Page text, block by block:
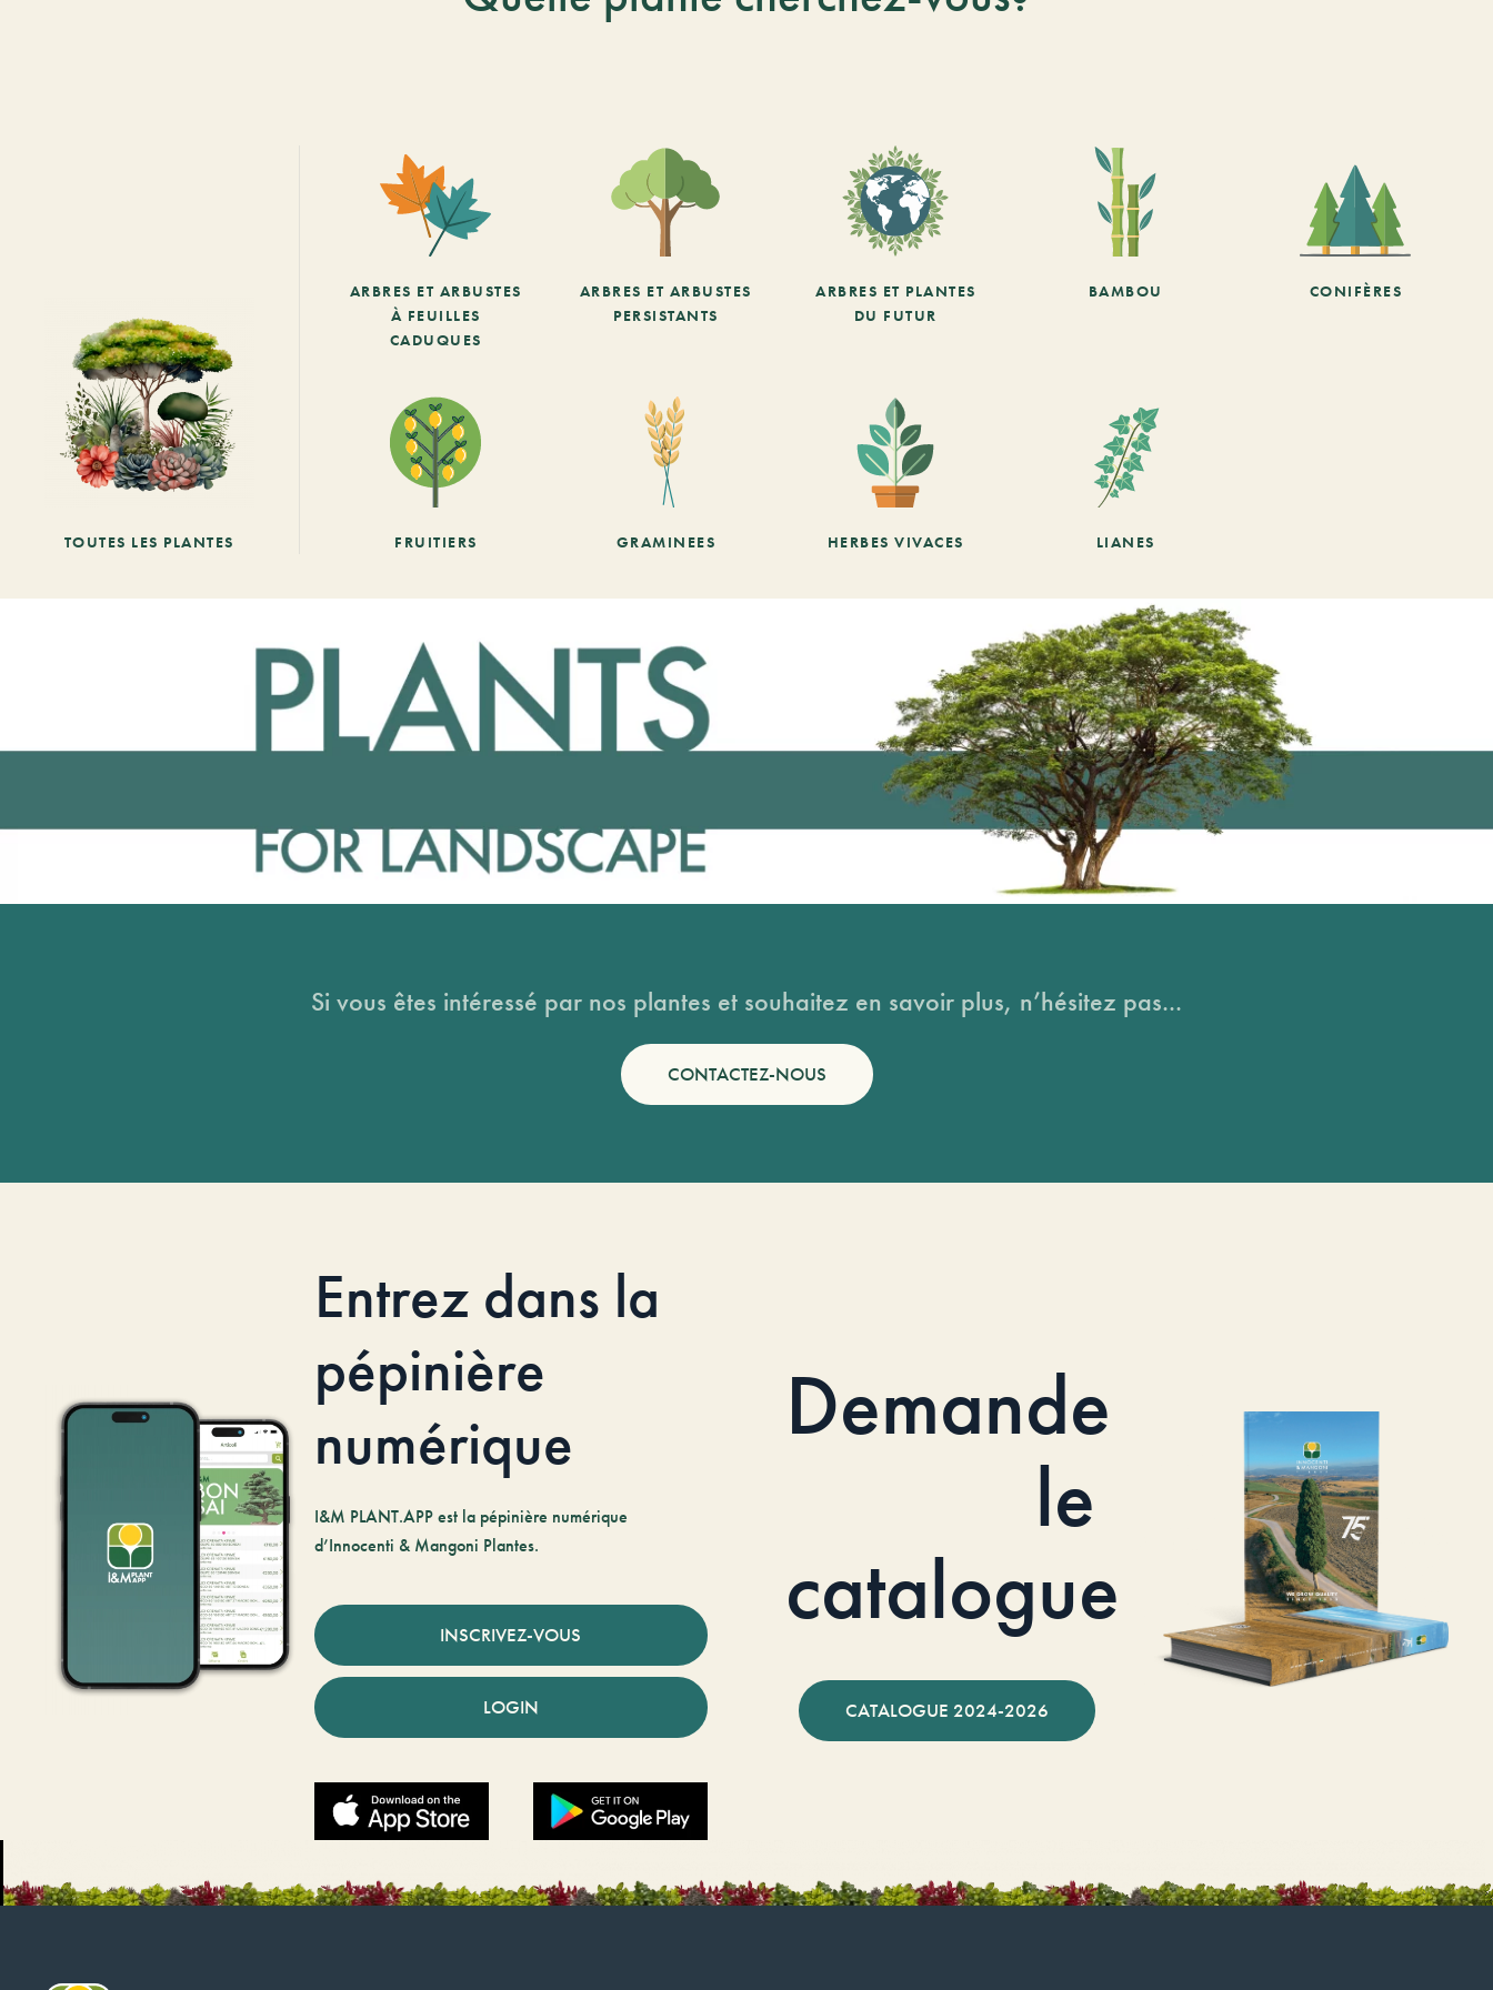
TOUTES LES PLANTES
ARBRES ET ARBUSTES
À FEUILLES
CADUQUES
ARBRES ET ARBUSTES
PERSISTANTS
ARBRES ET PLANTES
DU FUTUR
BAMBOU CONIFÈRES
FRUITIERS GRAMINEES HERBES VIVACES LIANES
Si vous êtes intéressé par nos plantes et souhaitez en savoir plus, n’hésitez pas...
CONTACTEZ-NOUS
Entrez dans la
pépinière
numérique
I&M PLANT.APP est la pépinière numérique
d’Innocenti & Mangoni Plantes.
INSCRIVEZ-VOUS
LOGIN
Demande
le
catalogue
CATALOGUE 2024-2026